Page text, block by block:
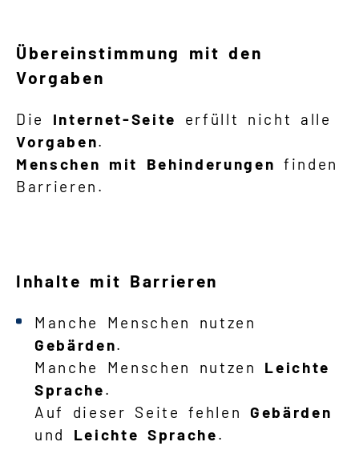
Übereinstimmung mit den
Vorgaben
Die Internet-Seite
erfüllt nicht alle
Vorgaben.
Menschen mit Behinderungen finden
Barrieren.
Inhalte mit Barrieren
Manche Menschen nutzen
Gebärden.
Manche Menschen nutzen Leichte
Sprache.
Auf dieser Seite fehlen Gebärden
und Leichte Sprache.